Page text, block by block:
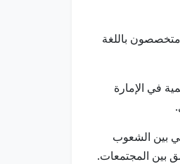
متخصصون باللغة
في الإمارة
بين الشعوب
بين المجتمعات.